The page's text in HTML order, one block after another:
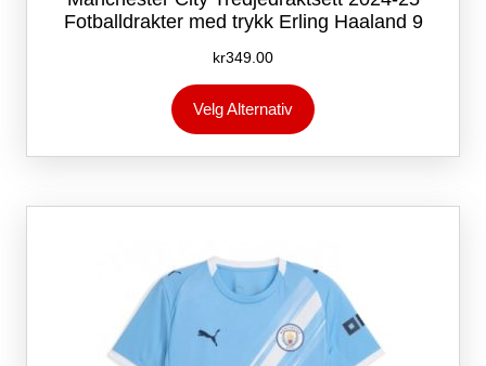
Fotballdrakter med trykk Erling Haaland 9
kr349.00
Velg Alternativ
produktet
flere
Alternativene
på
produktsiden